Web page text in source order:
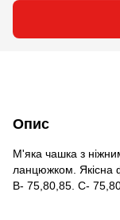
Опис
М'яка чашка з
ланцюжком. Якісна
B- 75,80,85. C-